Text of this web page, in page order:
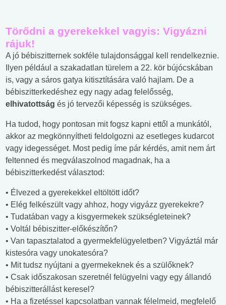
Törődni a gyerekekkel vagyis: Vigyázni
rájuk!
A jó bébiszitternek sokféle tulajdonsággal kell rendelkeznie.
Ilyen például a szakadatlan türelem a 22. kör bújócskában
is, vagy a sáros gatya kitisztítására való hajlam. De a
bébiszitterkedéshez egy nagy adag felelősség,
elhivatottság és jó tervezői képesség is szükséges.
Ha tudod, hogy pontosan mit fogsz kapni ettől a munkától,
akkor az megkönnyítheti feldolgozni az esetleges kudarcot
vagy idegességet. Most pedig íme pár kérdés, amit nem árt
feltenned és megválaszolnod magadnak, ha a
bébiszitterkedést választod:
• Élvezed a gyerekekkel eltöltött időt?
• Elég felkészült vagy ahhoz, hogy vigyázz gyerekekre?
• Tudatában vagy a kisgyermekek szükségleteinek?
• Voltál bébiszitter-előkészítőn?
• Van tapasztalatod a gyermekfelügyeletben? Vigyáztál már
kistesóra vagy unokatesóra?
• Mit tudsz nyújtani a gyermekeknek és a szülőknek?
• Csak időszakosan szeretnél felügyelni vagy egy állandó
bébiszitterállást keresel?
• Ha a fizetéssel kapcsolatban vannak félelmeid, megfelelő